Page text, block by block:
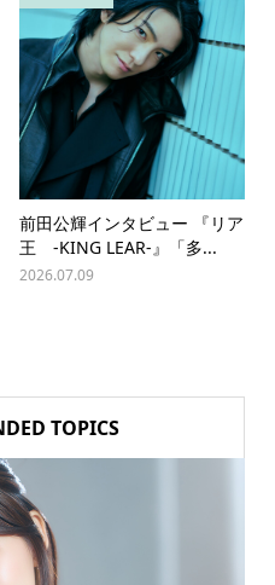
前田公輝インタビュー 『リア
王 -KING LEAR-』「多...
2026.07.09
TOPICS